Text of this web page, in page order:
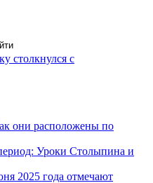
столкнулся с
они расположены по
Уроки Столыпина и
2025 года отмечают